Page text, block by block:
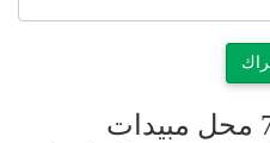
لجان متابعة على 7200 محل مبيدات